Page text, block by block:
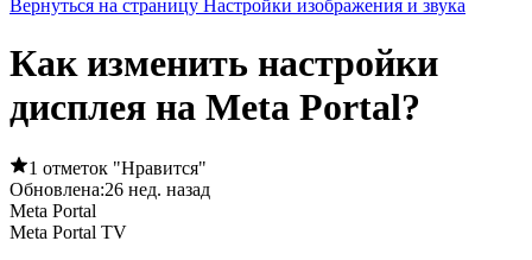
Вернуться на страницу Настройки изображения и звука
Как изменить настройки
дисплея на Meta Portal?
1 отметок "Нравится"
Обновлена:26 нед. назад
Meta Portal
Meta Portal TV